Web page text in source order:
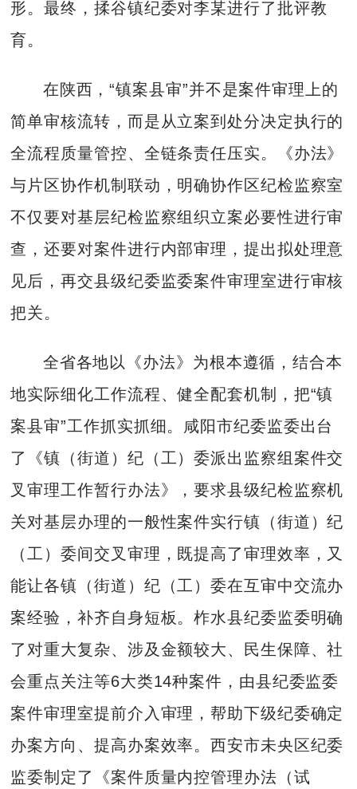
形。最终，揉谷镇纪委对李某进行了批评教
育。
在陕西，“镇案县审”并不是案件审理上的
简单审核流转，而是从立案到处分决定执行的
全流程质量管控、全链条责任压实。《办法》
与片区协作机制联动，明确协作区纪检监察室
不仅要对基层纪检监察组织立案必要性进行审
查，还要对案件进行内部审理，提出拟处理意
见后，再交县级纪委监委案件审理室进行审核
把关。
全省各地以《办法》为根本遵循，结合本
地实际细化工作流程、健全配套机制，把“镇
案县审”工作抓实抓细。咸阳市纪委监委出台
了《镇（街道）纪（工）委派出监察组案件交
叉审理工作暂行办法》，要求县级纪检监察机
关对基层办理的一般性案件实行镇（街道）纪
（工）委间交叉审理，既提高了审理效率，又
能让各镇（街道）纪（工）委在互审中交流办
案经验，补齐自身短板。柞水县纪委监委明确
了对重大复杂、涉及金额较大、民生保障、社
会重点关注等6大类14种案件，由县纪委监委
案件审理室提前介入审理，帮助下级纪委确定
办案方向、提高办案效率。西安市未央区纪委
监委制定了《案件质量内控管理办法（试